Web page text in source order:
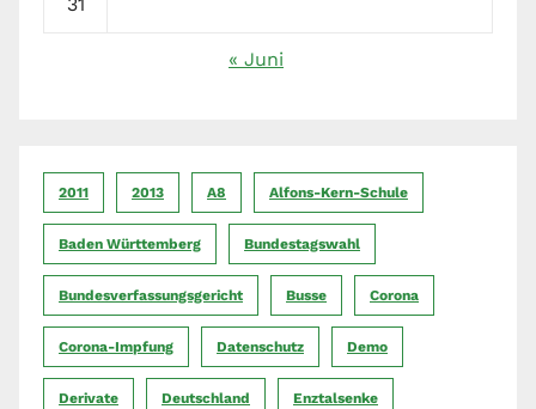
« Juni
2011 2013 A8 Alfons-Kern-Schule
Baden Württemberg Bundestagswahl
Bundesverfassungsgericht Busse Corona
Corona-Impfung Datenschutz Demo
Derivate Deutschland Enztalsenke